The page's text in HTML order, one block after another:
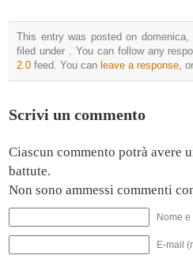
This entry was posted on
filed under . You can follow any
2.0 feed. You can leave a response ,
Scrivi un commento
Ciascun commento potrà avere
battute.
Non sono ammessi commenti
Nome
E-mail